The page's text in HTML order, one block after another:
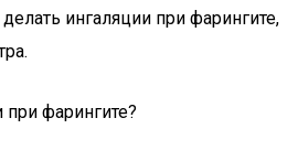
ингаляции при фарингите,
фарингите?